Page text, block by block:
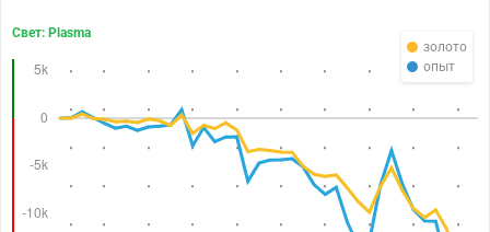
золото
опыт
Свет: Plasma